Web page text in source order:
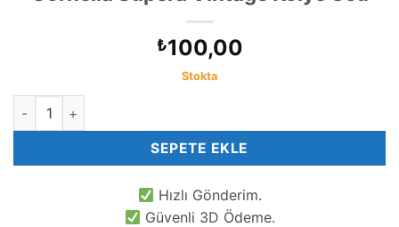
₺100,00
Stokta
Cornelia Supera Vintage Kolye Ucu adet
SEPETE EKLE
Hızlı Gönderim.
Güvenli 3D Ödeme.